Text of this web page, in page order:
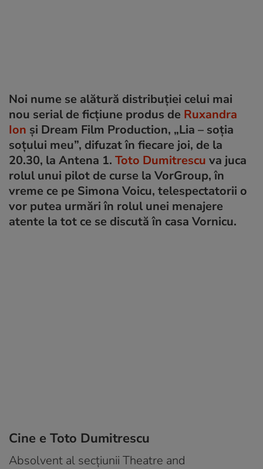
Noi nume se alătură distribuţiei celui mai
nou serial de ficţiune produs de Ruxandra
Ion şi Dream Film Production, „Lia – soţia
soţului meu”, difuzat în fiecare joi, de la
20.30, la Antena 1. Toto Dumitrescu va juca
rolul unui pilot de curse la VorGroup, în
vreme ce pe Simona Voicu, telespectatorii o
vor putea urmări în rolul unei menajere
atente la tot ce se discută în casa Vornicu.
Cine e Toto Dumitrescu
Absolvent al secţiunii Theatre and